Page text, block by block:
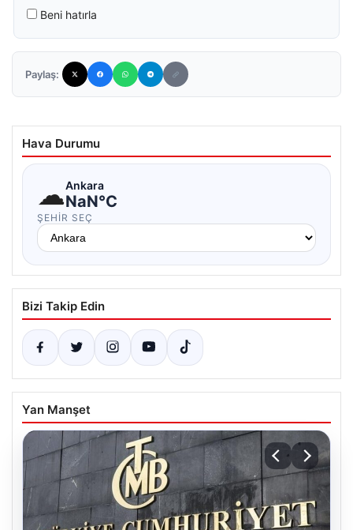
Beni hatırla
Paylaş:
Hava Durumu
☁Ankara
NaN°C
ŞEHIR SEÇ
Bizi Takip Edin
Yan Manşet